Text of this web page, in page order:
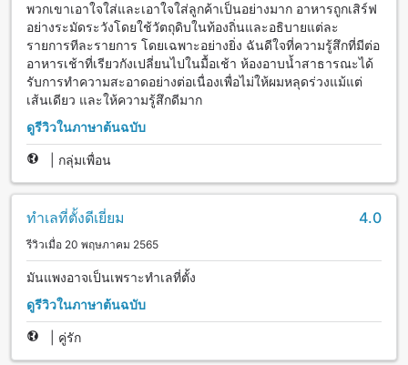
พวกเขาเอาใจใส่และเอาใจใส่ลูกค้าเป็นอย่างมาก อาหารถูกเสิร์ฟ
อย่างระมัดระวังโดยใช้วัตถุดิบในท้องถิ่นและอธิบายแต่ละ
รายการทีละรายการ โดยเฉพาะอย่างยิ่ง ฉันดีใจที่ความรู้สึกที่มีต่อ
อาหารเช้าที่เรียวกังเปลี่ยนไปในมื้อเช้า ห้องอาบน้ำสาธารณะได้
รับการทำความสะอาดอย่างต่อเนื่องเพื่อไม่ให้ผมหลุดร่วงแม้แต่
เส้นเดียว และให้ความรู้สึกดีมาก
ดูรีวิวในภาษาต้นฉบับ
กลุ่มเพื่อน
ทำเลที่ตั้งดีเยี่ยม 4.0
รีวิวเมื่อ 20 พฤษภาคม 2565
มันแพงอาจเป็นเพราะทำเลที่ตั้ง
ดูรีวิวในภาษาต้นฉบับ
คู่รัก